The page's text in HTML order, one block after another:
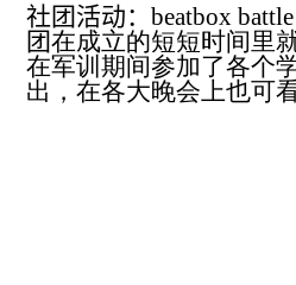
社团活动：beatbox battle
团在成立的短短时间里
在军训期间参加了各个
出，在各大晚会上也可